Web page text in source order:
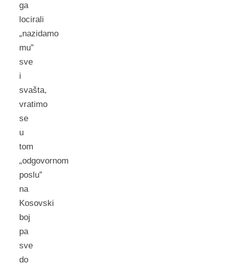
ga
locirali
„nazidamo
mu”
sve
i
svašta,
vratimo
se
u
tom
„odgovornom
poslu”
na
Kosovski
boj
pa
sve
do